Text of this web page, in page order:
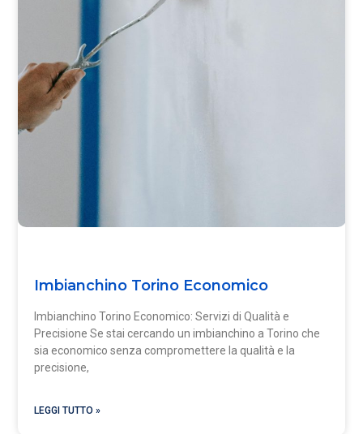
Imbianchino Torino Economico
Imbianchino Torino Economico: Servizi di Qualità e
Precisione Se stai cercando un imbianchino a Torino che
sia economico senza compromettere la qualità e la
precisione,
LEGGI TUTTO »